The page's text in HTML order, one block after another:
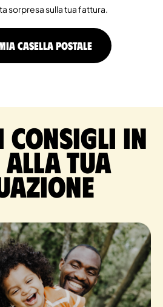
sorpresa sulla tua fattura.
CASELLA POSTALE
consigli in
alla tua